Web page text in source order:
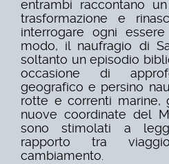
entrambi raccontano
trasformazione e
interrogare ogni
modo, il naufragio di
soltanto un episodio
occasione di
geografico e persino
rotte e correnti marine,
nuove coordinate del
sono stimolati a
rapporto tra
cambiamento.